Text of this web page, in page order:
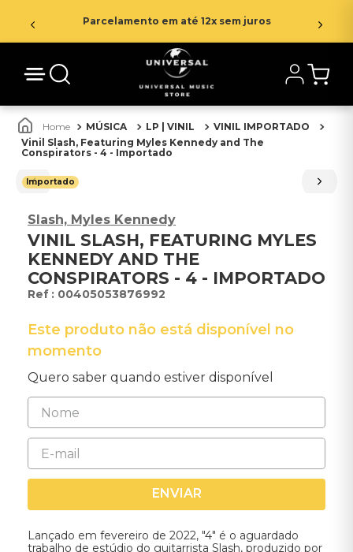
Parcelamento em até 12x sem juros
MÚSICA LP | VINIL
VINIL IMPORTADO
Vinil Slash, Featuring Myles Kennedy and The
Conspirators - 4 - Importado
Importado
Slash, Myles Kennedy
VINIL SLASH, FEATURING MYLES
KENNEDY AND THE
CONSPIRATORS - 4 - IMPORTADO
: 00405053876992
Este produto não está disponível no
momento
Quero saber quando estiver disponível
ENVIAR
Lançado em fevereiro de 2022, "4" é o aguardado
trabalho de estúdio do guitarrista Slash, produzido por